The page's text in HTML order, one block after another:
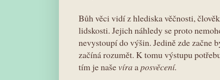
Bůh věci vidí z hlediska věčnosti,
lidskosti. Jejich náhledy se proto
nevystoupí do výšin. Jedině zde začne
začíná rozumět. K tomu výstupu
tím je naševíraaposvěcení.